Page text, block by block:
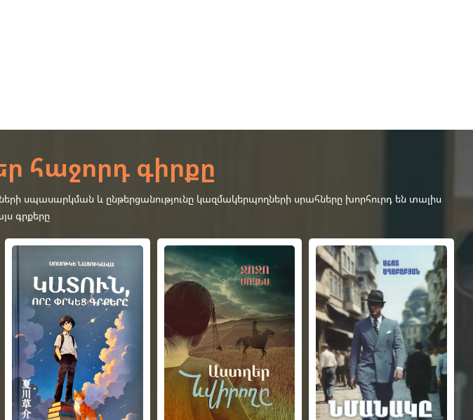
հաջորդ գիրքը
սպասարկման և ընթերցանությունը կազմակերպողների սրահները խորհուրդ են տալիս
գրքերը